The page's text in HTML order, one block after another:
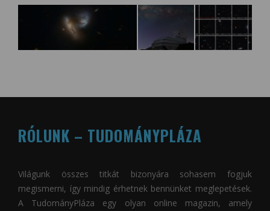
RÓLUNK – TUDOMÁNYPLÁZA
Világunk összes titkát bizonyára sohasem fogjuk
megismerni, így mindig érhetnek bennünket meglepetések.
A TudományPláza egy olyan online magazin, amely